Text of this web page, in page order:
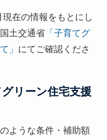
在の情報をもとにし
土交通省「子育てグ
」 にてご確認くださ
グリーン住宅支援
ような条件・補助額